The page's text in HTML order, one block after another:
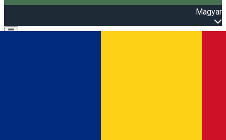
Magyar
Open main menu